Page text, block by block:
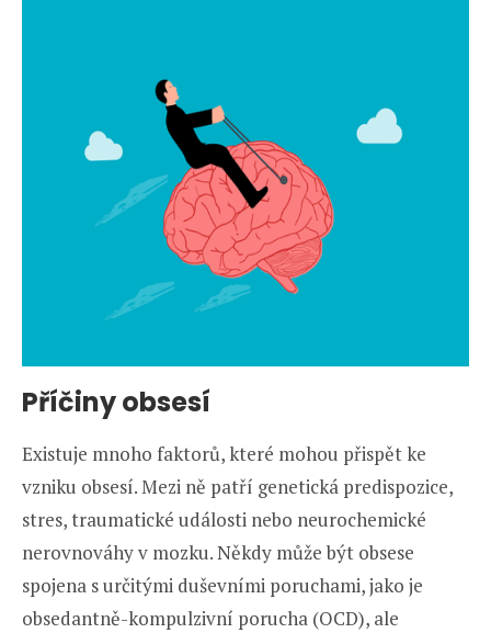
Příčiny obsesí
Existuje mnoho faktorů, které mohou přispět ke
vzniku obsesí. Mezi ně patří genetická predispozice,
stres, traumatické události nebo neurochemické
nerovnováhy v mozku. Někdy může být obsese
spojena s určitými duševními poruchami, jako je
obsedantně-kompulzivní porucha (OCD), ale